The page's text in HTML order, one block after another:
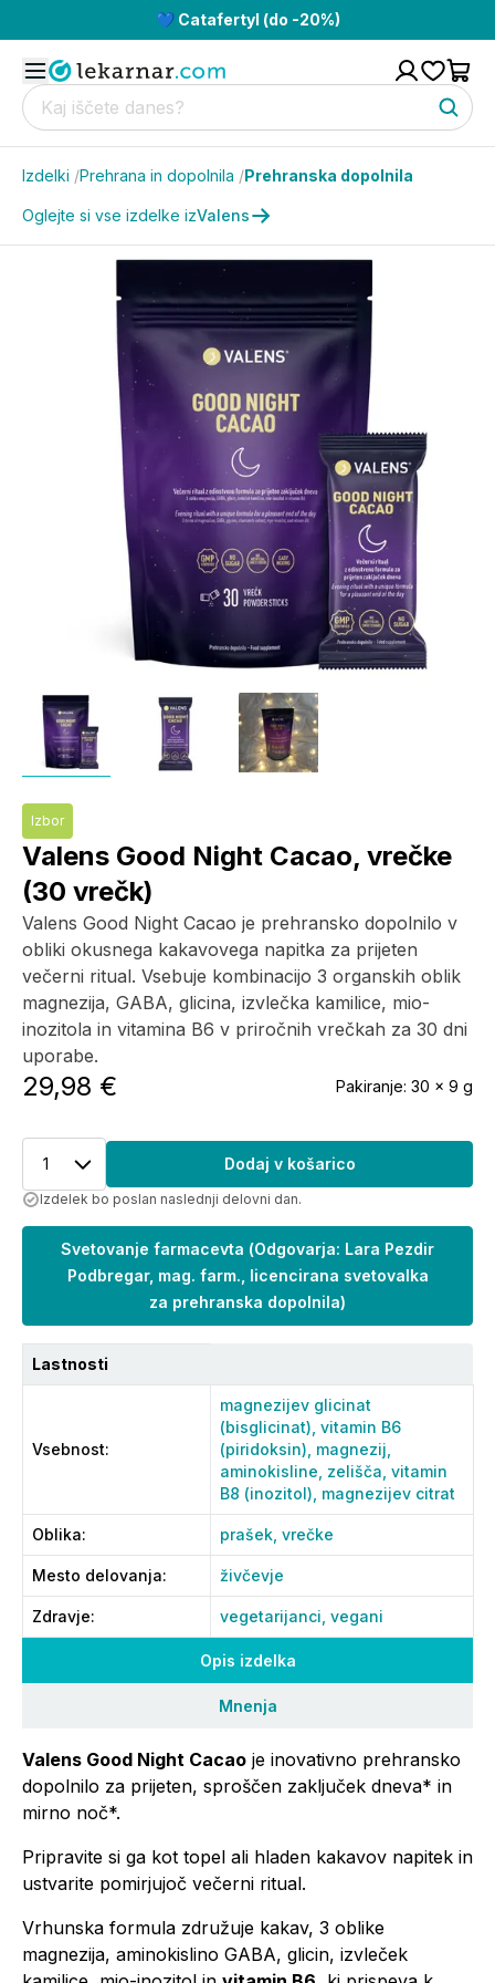
💙 Catafertyl (do -20%)
Izdelki /Prehrana in dopolnila /Prehranska dopolnila
Oglejte si vse izdelke izValens
Opis izdelka
Mnenja
Valens Good Night Cacao je inovativno prehransko
dopolnilo za prijeten, sproščen zaključek dneva* in
mirno noč*.
Pripravite si ga kot topel ali hladen kakavov napitek in
ustvarite pomirjujoč večerni ritual.
Vrhunska formula združuje kakav, 3 oblike
magnezija, aminokislino GABA, glicin, izvleček
Izbor
Valens Good Night Cacao, vrečke
(30 vrečk)
Valens Good Night Cacao je prehransko dopolnilo v
obliki okusnega kakavovega napitka za prijeten
večerni ritual. Vsebuje kombinacijo 3 organskih oblik
magnezija, GABA, glicina, izvlečka kamilice, mio-
inozitola in vitamina B6 v priročnih vrečkah za 30 dni
uporabe.
29,98 € Pakiranje: 30 x 9 g
1 Dodaj v košarico
Izdelek bo poslan naslednji delovni dan.
Svetovanje farmacevta (Odgovarja: Lara Pezdir
Podbregar, mag. farm., licencirana svetovalka
za prehranska dopolnila)
Lastnosti
Vsebnost:
magnezijev glicinat
(bisglicinat), vitamin B6
(piridoksin), magnezij,
aminokisline, zelišča, vitamin
B8 (inozitol), magnezijev citrat
Oblika: prašek, vrečke
Mesto delovanja: živčevje
Zdravje: vegetarijanci, vegani